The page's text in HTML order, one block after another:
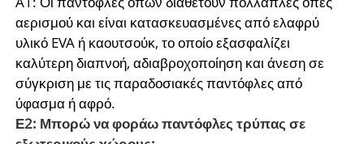
αερισμού και είναι κατασκευασμένες από ελαφρύ
υλικό EVA ή καουτσούκ, το οποίο εξασφαλίζει
καλύτερη διαπνοή, αδιαβροχοποίηση και άνεση σε
σύγκριση με τις παραδοσιακές παντόφλες από
ύφασμα ή αφρό.
Ε2: Μπορώ να φοράω παντόφλες τρύπας σε